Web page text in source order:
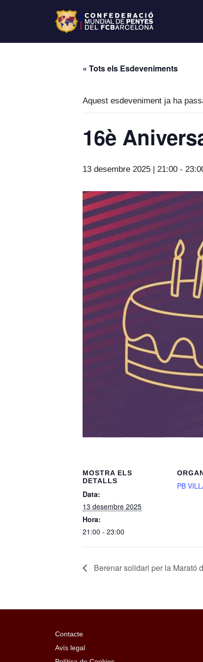
« Tots els Esdeveniments
Aquest esdeveniment ja ha
16è
13 desembre 2025 | 21:00 -
MOSTRA ELS
DETALLS
Data:
13 desembre 2025
Hora:
21:00 - 23:00
PB
Berenar solidari per la Marató
Contacte
Avís legal